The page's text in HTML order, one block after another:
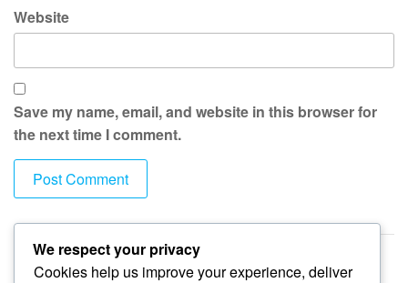
Website
Save my name, email, and website in this browser for
the next time I comment.
Unsere Geschichte
We respect your privacy
Cookies help us improve your experience, deliver